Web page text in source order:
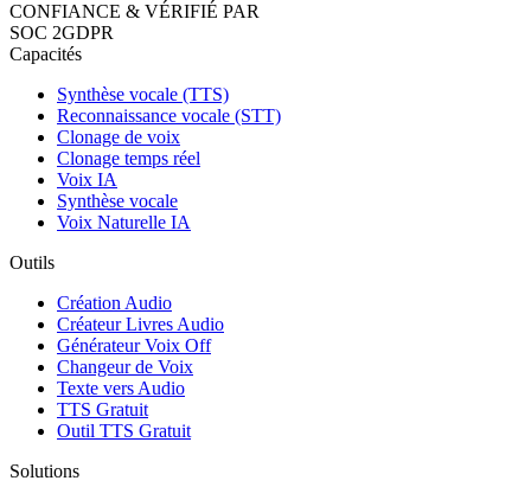
CONFIANCE & VÉRIFIÉ PAR
SOC 2GDPR
Capacités
Synthèse vocale (TTS)
Reconnaissance vocale (STT)
Clonage de voix
Clonage temps réel
Voix IA
Synthèse vocale
Voix Naturelle IA
Outils
Création Audio
Créateur Livres Audio
Générateur Voix Off
Changeur de Voix
Texte vers Audio
TTS Gratuit
Outil TTS Gratuit
Solutions